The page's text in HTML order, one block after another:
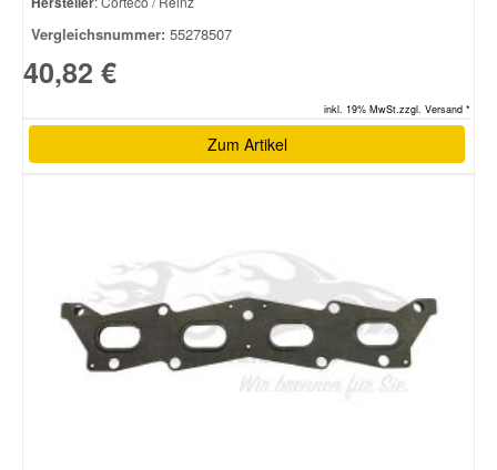
Vergleichsnummer: 55278507
40,82 €
inkl. 19% MwSt.zzgl. Versand *
Zum Artikel